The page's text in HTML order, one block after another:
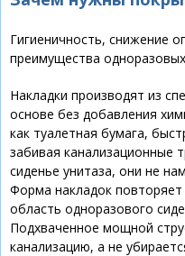
Гигиеничность, снижение
преимущества
Накладки производят из
основе без добавления
как туалетная бумага,
забивая канализационные
сиденье унитаза, они не
Форма накладок
область одноразового
Подхваченное мощной
канализацию, а не